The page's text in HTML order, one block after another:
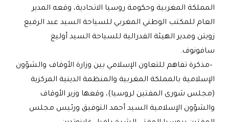
المملكة المغربية وحكومة روسيا الاتحادية، وقعه المدير
العام للمكتب الوطني المغربي للسياحة السيد عبد الرفيع
زويتن ومدير الهيئة الفدرالية للسياحة السيد أوليغ
سافونوف.
–مذكرة تفاهم للتعاون الإسلامي بين وزارة الأوقاف والشؤون
الإسلامية بالمملكة المغربية والمنظمة الدينية المركزية
(مجلس شورى المفتين لروسيا)، وقعها وزير الأوقاف
والشؤون الإسلامية السيد أحمد التوفيق ورئيس مجلس